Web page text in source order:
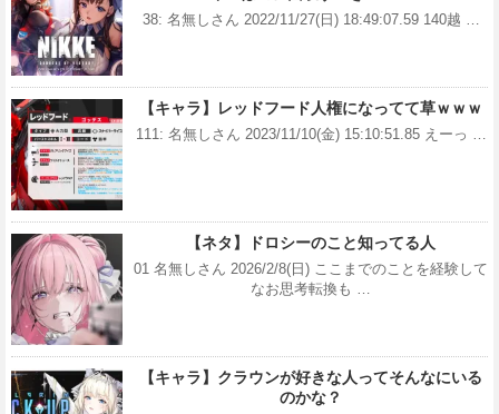
38: 名無しさん 2022/11/27(日) 18:49:07.59 140越 …
【キャラ】レッドフード人権になってて草ｗｗｗ
111: 名無しさん 2023/11/10(金) 15:10:51.85 えーっ …
【ネタ】ドロシーのこと知ってる人
01 名無しさん 2026/2/8(日) ここまでのことを経験して
なお思考転換も …
【キャラ】クラウンが好きな人ってそんなにいる
のかな？